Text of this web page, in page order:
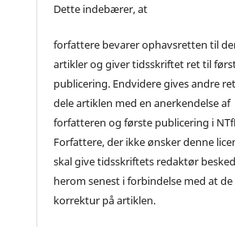
Dette indebærer, at
forfattere bevarer ophavsretten til
artikler og giver tidsskriftet ret til
publicering. Endvidere gives andre
dele artiklen med en anerkendelse af
forfatteren og første publicering i
Forfattere, der ikke ønsker denne
skal give tidsskriftets redaktør besked
herom senest i forbindelse med at
korrektur på artiklen.